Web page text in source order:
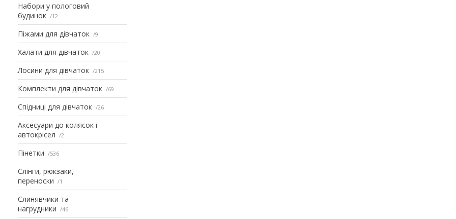
Набори у пологовий
будинок
12
Піжами для дівчаток 9
Халати для дівчаток 20
Лосини для дівчаток 215
Комплекти для дівчаток 69
Спідниці для дівчаток 26
Аксесуари до колясок і
автокрісел
2
Пінетки 536
Слінги, рюкзаки,
переноски
1
Слинявчики та
нагрудники
46